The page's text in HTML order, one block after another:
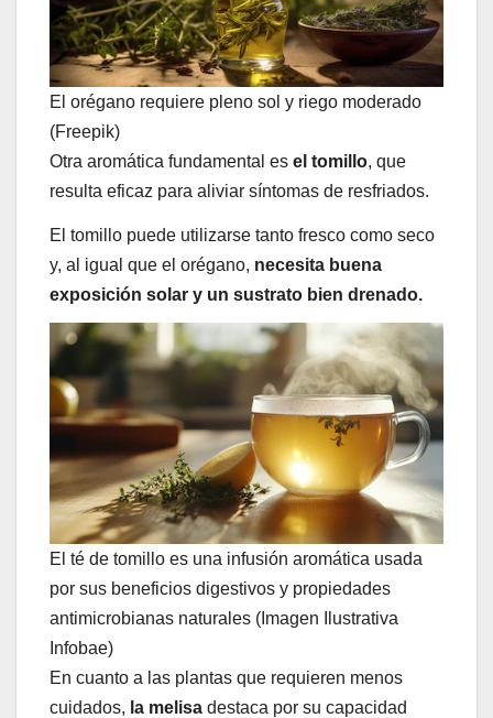
El orégano requiere pleno sol y riego moderado
(Freepik)
Otra aromática fundamental es el tomillo, que
resulta eficaz para aliviar síntomas de resfriados.
El tomillo puede utilizarse tanto fresco como seco
y, al igual que el orégano, necesita buena
exposición solar y un sustrato bien drenado.
El té de tomillo es una infusión aromática usada
por sus beneficios digestivos y propiedades
antimicrobianas naturales (Imagen Ilustrativa
Infobae)
En cuanto a las plantas que requieren menos
cuidados, la melisa destaca por su capacidad